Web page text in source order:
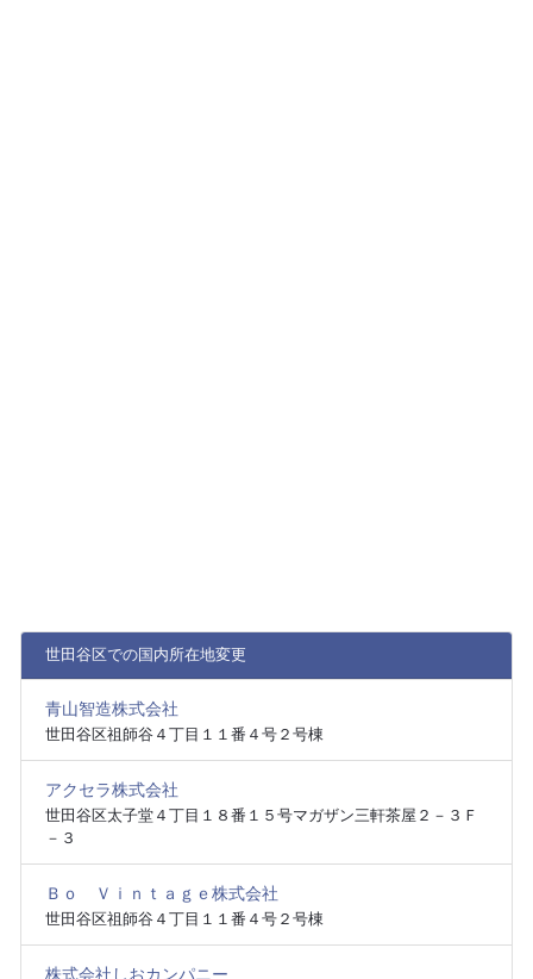
世田谷区での国内所在地変更
青山智造株式会社
世田谷区祖師谷４丁目１１番４号２号棟
アクセラ株式会社
世田谷区太子堂４丁目１８番１５号マガザン三軒茶屋２－３Ｆ
－３
Ｂｏ Ｖｉｎｔａｇｅ株式会社
世田谷区祖師谷４丁目１１番４号２号棟
株式会社しおカンパニー